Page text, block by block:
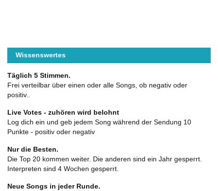
Wissenswertes
Täglich 5 Stimmen.
Frei verteilbar über einen oder alle Songs, ob negativ oder
positiv..
Live Votes - zuhören wird belohnt
Log dich ein und geb jedem Song während der Sendung 10
Punkte - positiv oder negativ
Nur die Besten.
Die Top 20 kommen weiter. Die anderen sind ein Jahr gesperrt.
Interpreten sind 4 Wochen gesperrt.
Neue Songs in jeder Runde.